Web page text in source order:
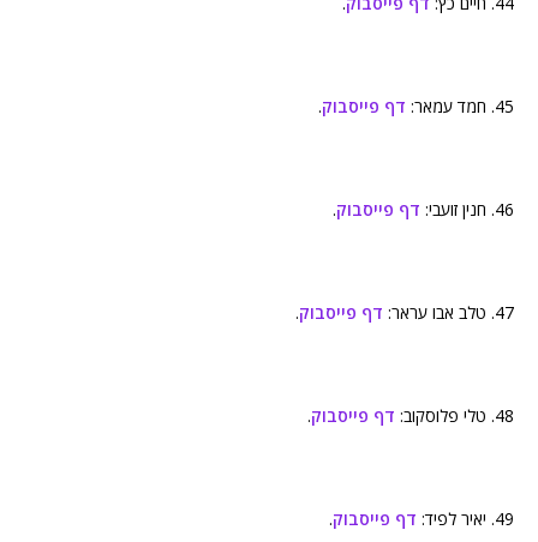
45. חמד עמאר: דף פייסבוק.
46. חנין זועבי: דף פייסבוק.
47. טלב אבו עראר: דף פייסבוק.
48. טלי פלוסקוב: דף פייסבוק.
49. יאיר לפיד: דף פייסבוק.